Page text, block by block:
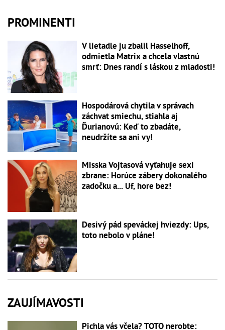
PROMINENTI
V lietadle ju zbalil Hasselhoff,
odmietla Matrix a chcela vlastnú
smrť: Dnes randí s láskou z mladosti!
Hospodárová chytila v správach
záchvat smiechu, stiahla aj
Ďurianovú: Keď to zbadáte,
neudržíte sa ani vy!
Misska Vojtasová vyťahuje sexi
zbrane: Horúce zábery dokonalého
zadočku a... Uf, hore bez!
Desivý pád speváckej hviezdy: Ups,
toto nebolo v pláne!
ZAUJÍMAVOSTI
Pichla vás včela? TOTO nerobte: